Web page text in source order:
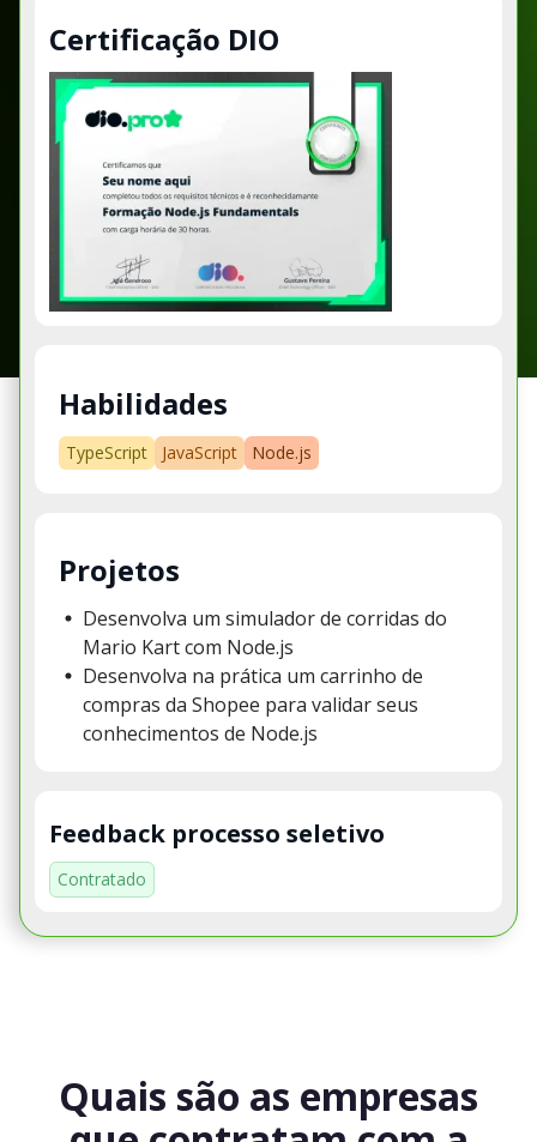
Certificação DIO
Habilidades
TypeScript JavaScript Node.js
Projetos
Desenvolva um simulador de corridas do
Mario Kart com Node.js
Desenvolva na prática um carrinho de
compras da Shopee para validar seus
conhecimentos de Node.js
Feedback processo seletivo
Contratado
Quais são as empresas